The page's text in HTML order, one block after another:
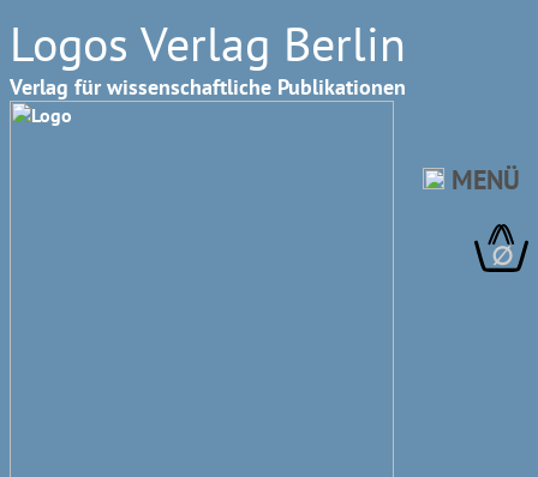
Logos Verlag Berlin
Verlag für wissenschaftliche Publikationen
∅
MENÜ